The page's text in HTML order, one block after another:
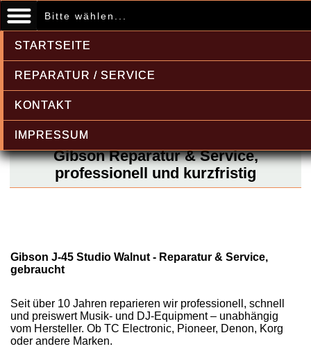
Bitte wählen...
STARTSEITE
REPARATUR / SERVICE
KONTAKT
IMPRESSUM
Gibson Reparatur & Service,
professionell und kurzfristig
Gibson J-45 Studio Walnut - Reparatur & Service,
gebraucht
Seit über 10 Jahren reparieren wir professionell, schnell
und preiswert Musik- und DJ-Equipment – unabhängig
vom Hersteller. Ob TC Electronic, Pioneer, Denon, Korg
oder andere Marken.